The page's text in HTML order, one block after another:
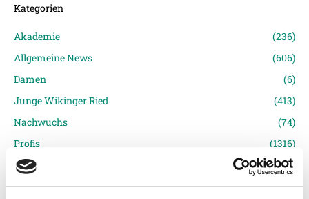
Kategorien
Akademie
(236)
Allgemeine News
(606)
Damen
(6)
Junge Wikinger Ried
(413)
Nachwuchs
(74)
Profis
(1316)
Ticketing
(91)
Unkategorisiert
(2867)